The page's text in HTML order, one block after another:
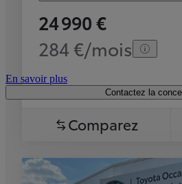
24 990 €
284 €/mois
En savoir plus
Contactez la
Comparez